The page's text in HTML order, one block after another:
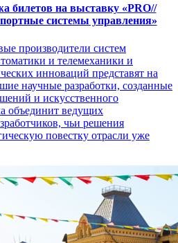
билетов на выставку «PRO//
системы управления»
производители систем
и телемеханики и
инноваций представят на
научные разработки, созданные
и искусственного
объединит ведущих
чьи решения
повестку отрасли уже